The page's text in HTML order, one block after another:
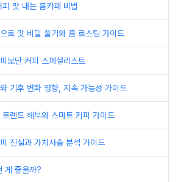
피 맛 내는 홈카페 비법
로 맛 비밀 풀기와 홈 로스팅 가이드
보단 커피 스페셜리스트
기후 변화 영향, 지속 가능성 가이드
트렌드 해부와 스마트 커피 가이드
진실과 가치사슬 분석 가이드
게 좋을까?